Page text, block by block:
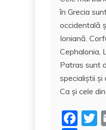
e
b
o
o
k
rt
aj
e
a
z
ă
în Grecia
occidentală
Ioniană.
Cephalonia,
Patras sunt
specialiştii şi
Ca şi cele
F